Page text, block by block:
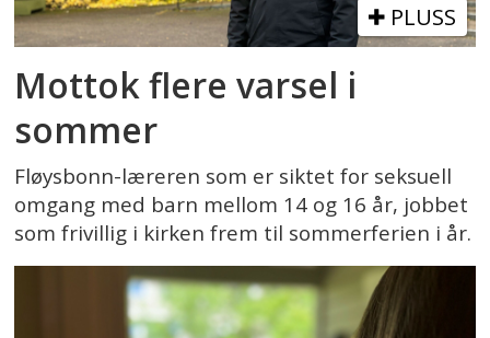
PLUSS
Mottok flere varsel i
sommer
Fløysbonn-læreren som er siktet for seksuell
omgang med barn mellom 14 og 16 år, jobbet
som frivillig i kirken frem til sommerferien i år.